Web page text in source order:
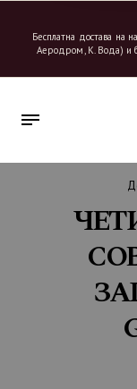
Бесплатна достава на
Аеродром, К. Вода) и